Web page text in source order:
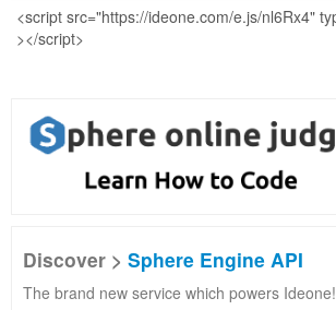
Discover > Sphere Engine API
The brand new service which powers Ideone!